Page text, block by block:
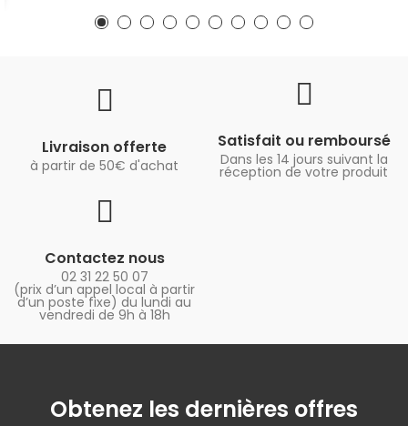
Livraison offerte
à partir de 50€ d'achat
Satisfait ou remboursé
Dans les 14 jours suivant la
réception de votre produit
Contactez nous
02 31 22 50 07
(prix d’un appel local à partir
d’un poste fixe) du lundi au
vendredi de 9h à 18h
Obtenez les dernières offres